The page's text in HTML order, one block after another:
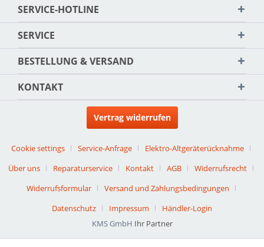
SERVICE-HOTLINE
SERVICE
BESTELLUNG & VERSAND
KONTAKT
Vertrag widerrufen
Cookie settings Service-Anfrage
Elektro-Altgeräterücknahme
Über uns
Reparaturservice Kontakt AGB
Widerrufsrecht
Widerrufsformular
Versand und Zahlungsbedingungen
Datenschutz
Impressum
Händler-Login
KMS GmbH Ihr Partner